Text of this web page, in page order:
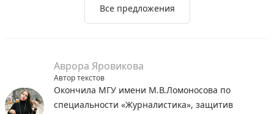
Все предложения
Аврора Яровикова
Автор текстов
Окончила МГУ имени М.В.Ломоносова по
специальности «Журналистика», защитив